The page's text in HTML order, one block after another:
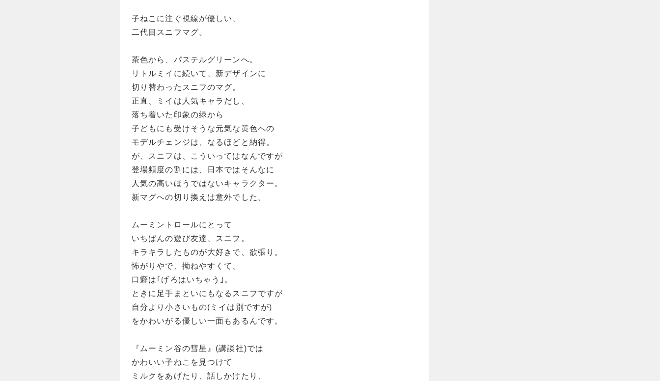
子ねこに注ぐ視線が優しい、
二代目スニフマグ。
茶色から、パステルグリーンへ。
リトルミイに続いて、新デザインに
切り替わったスニフのマグ。
正直、ミイは人気キャラだし、
落ち着いた印象の緑から
子どもにも受けそうな元気な黄色への
モデルチェンジは、なるほどと納得。
が、スニフは、こういってはなんですが
登場頻度の割には、日本ではそんなに
人気の高いほうではないキャラクター。
新マグへの切り換えは意外でした。
ムーミントロールにとって
いちばんの遊び友達、スニフ。
キラキラしたものが大好きで、欲張り。
怖がりやで、拗ねやすくて、
口癖は｢げろはいちゃう｣。
ときに足手まといにもなるスニフですが
自分より小さいもの(ミイは別ですが)
をかわいがる優しい一面もあるんです。
『ムーミン谷の彗星』(講談社)では
かわいい子ねこを見つけて
ミルクをあげたり、話しかけたり、